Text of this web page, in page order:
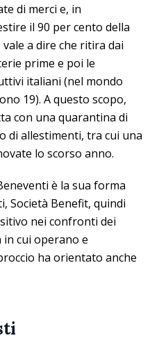
di merci e, in
il 90 per cento della
a dire che ritira dai
prime e poi le
italiani (nel mondo
19). A questo scopo,
con una quarantina di
di allestimenti, tra cui una
lo scorso anno.
è la sua forma
Società Benefit, quindi
nei confronti dei
cui operano e
ha orientato anche